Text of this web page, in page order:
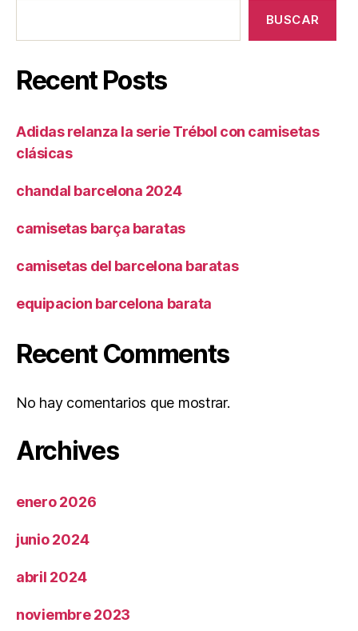
BUSCAR
Recent Posts
Adidas relanza la serie Trébol con camisetas
clásicas
chandal barcelona 2024
camisetas barça baratas
camisetas del barcelona baratas
equipacion barcelona barata
Recent Comments
No hay comentarios que mostrar.
Archives
enero 2026
junio 2024
abril 2024
noviembre 2023